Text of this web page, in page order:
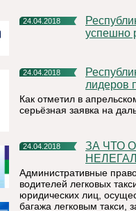
24.04.2018
Республика Коми вошла в число 15 регионов, наиболее
успешно
24.04.2018
Республика Коми впервые вошла в десятку регионов-
лидеров
Как отметил в
серьёзная заявка на
24.04.2018
ЗА ЧТО ОТВЕТИТ ЗАКОННЫЙ ТАКСИСТ, А ЗА ЧТО —
Административные
водителей легковых
юридических лиц,
багажа легковым такси,